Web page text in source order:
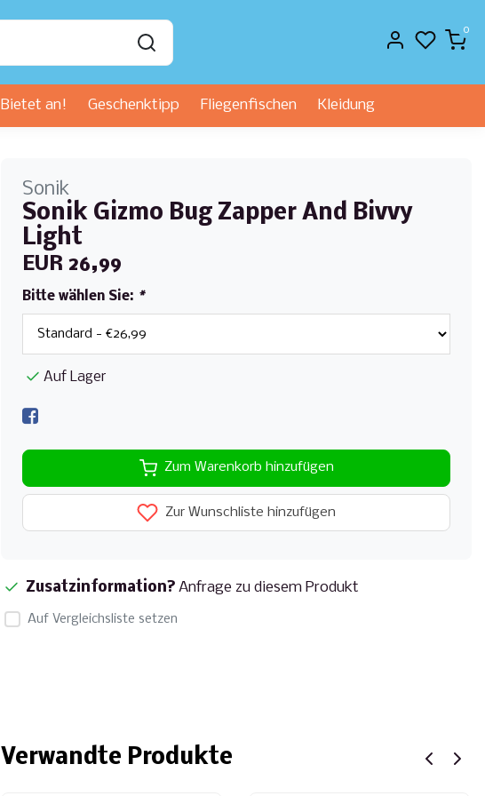
0
Bietet an! Geschenktipp Fliegenfischen Kleidung
Sonik
Sonik Gizmo Bug Zapper And Bivvy
Light
EUR 26,99
Bitte wählen Sie: *
Auf Lager
Zum Warenkorb hinzufügen
Zur Wunschliste hinzufügen
Zusatzinformation? Anfrage zu diesem Produkt
Auf Vergleichsliste setzen
Verwandte Produkte